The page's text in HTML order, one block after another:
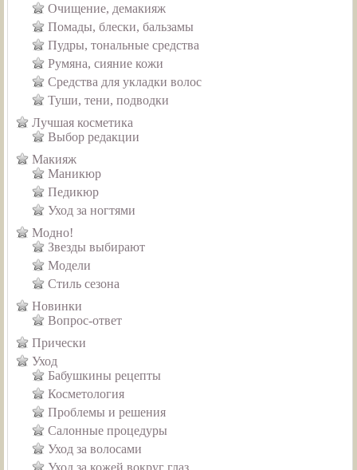
Очищение, демакияж
Помады, блески, бальзамы
Пудры, тональные средства
Румяна, сияние кожи
Средства для укладки волос
Туши, тени, подводки
Лучшая косметика
Выбор редакции
Макияж
Маникюр
Педикюр
Уход за ногтями
Модно!
Звезды выбирают
Модели
Стиль сезона
Новинки
Вопрос-ответ
Прически
Уход
Бабушкины рецепты
Косметология
Проблемы и решения
Салонные процедуры
Уход за волосами
Уход за кожей вокруг глаз